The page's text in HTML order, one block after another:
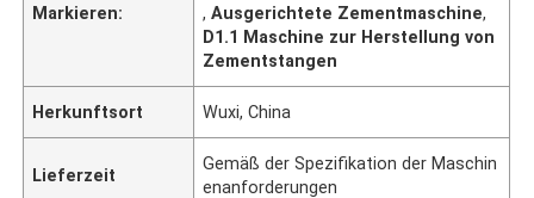
Markieren:
,Ausgerichtete Zementmaschine,
D1.1 Maschine zur Herstellung von
Zementstangen
Herkunftsort Wuxi, China
Lieferzeit
Gemäß der Spezifikation der Maschin
enanforderungen